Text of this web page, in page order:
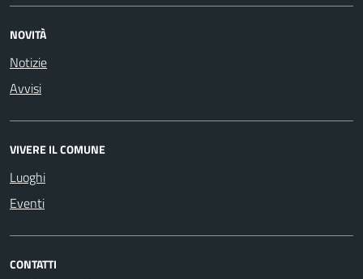
NOVITÀ
Notizie
Avvisi
VIVERE IL COMUNE
Luoghi
Eventi
CONTATTI